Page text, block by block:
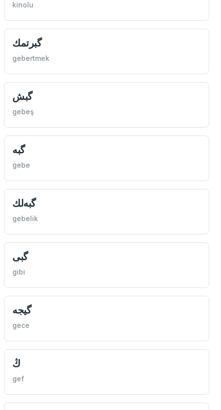
kinolu
گبرتمك
gebertmek
گبش
gebeş
گبه
gebe
گبه‌لك
gebelik
گبی
gibi
گيجه
gece
ڭ
gef